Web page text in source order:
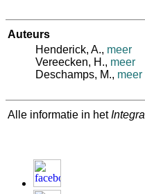
Auteurs
Henderick, A., meer
Vereecken, H., meer
Deschamps, M., meer
Alle informatie in het